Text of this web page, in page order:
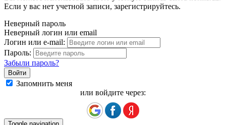
Если у вас нет учетной записи, зарегистрируйтесь.
Неверный пароль
Неверный логин или email
Логин или e-mail:
Пароль:
Забыли пароль?
Запомнить меня
или войдите через: